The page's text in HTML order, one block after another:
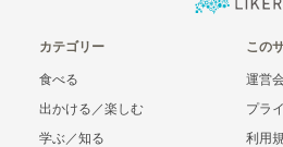
カテゴリー
食べる
出かける／楽しむ
学ぶ／知る
この
運営
プラ
利用